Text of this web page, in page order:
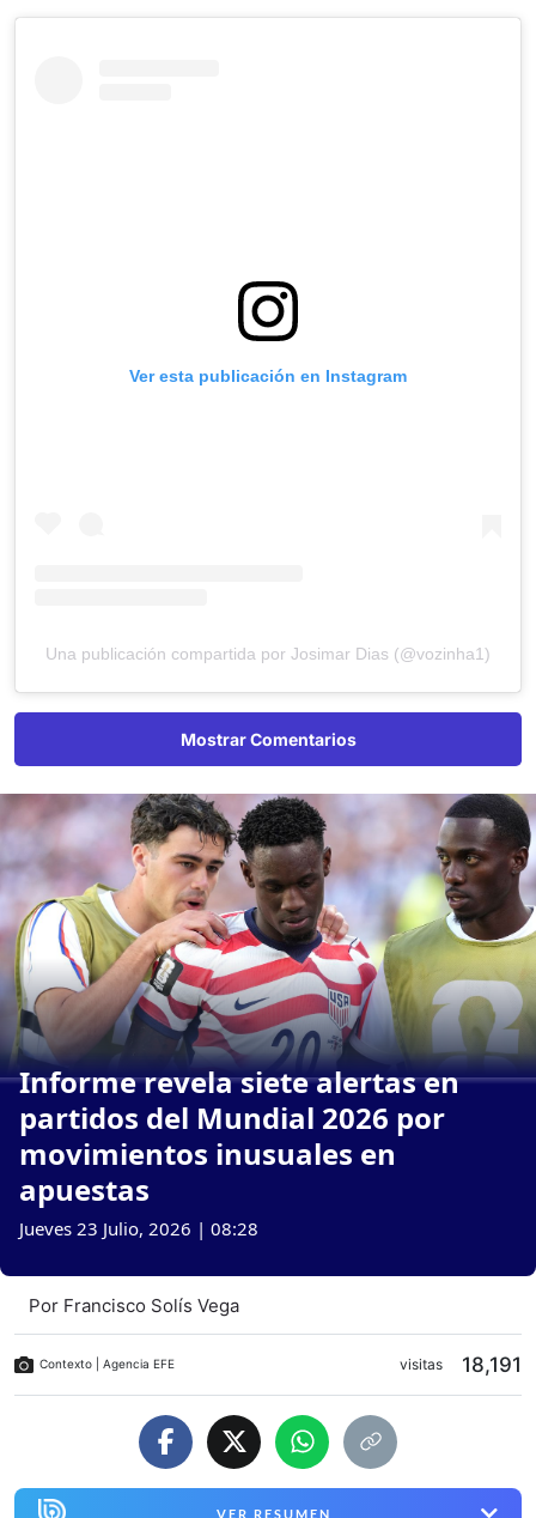
Ver esta publicación en Instagram
Una publicación compartida por Josimar Dias (@vozinha1)
Mostrar Comentarios
Informe revela siete alertas en
partidos del Mundial 2026 por
movimientos inusuales en
apuestas
Jueves 23 Julio, 2026 | 08:28
Por Francisco Solís Vega
Contexto | Agencia EFE visitas 18,191
VER RESUMEN